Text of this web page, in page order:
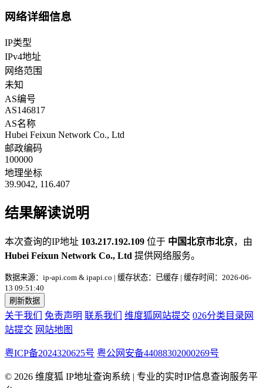
网络详细信息
IP类型
IPv4地址
网络范围
未知
AS编号
AS146817
AS名称
Hubei Feixun Network Co., Ltd
邮政编码
100000
地理坐标
39.9042, 116.407
结果解读说明
本次查询的IP地址 103.217.192.109 位于 中国北京市北京，由
Hubei Feixun Network Co., Ltd 提供网络服务。
数据来源：ip-api.com & ipapi.co | 缓存状态：已缓存 | 缓存时间：2026-06-
13 09:51:40
刷新数据
关于我们 免责声明 联系我们 维度狐网站提交 026分类目录网
站提交 网站地图
粤ICP备2024320625号 粤公网安备44088302000269号
© 2026 维度狐 IP地址查询系统 | 专业的实时IP信息查询服务平